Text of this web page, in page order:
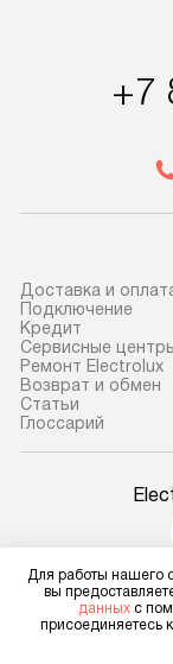
+7
Доставка и
Подключение
Кредит
Сервисные
Ремонт Electrolux
Возврат и обмен
Cтатьи
Глоссарий
Для работы нашего
вы
данных с
присоединяетесь к